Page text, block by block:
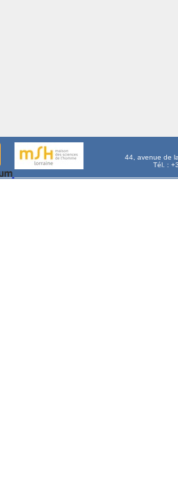
44, avenue de
Tél. :